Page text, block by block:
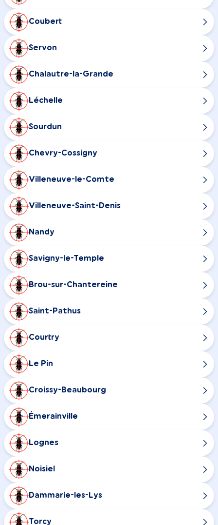
Coubert
Servon
Chalautre-la-Grande
Léchelle
Sourdun
Chevry-Cossigny
Villeneuve-le-Comte
Villeneuve-Saint-Denis
Nandy
Savigny-le-Temple
Brou-sur-Chantereine
Saint-Pathus
Courtry
Le Pin
Croissy-Beaubourg
Émerainville
Lognes
Noisiel
Dammarie-les-Lys
Torcy